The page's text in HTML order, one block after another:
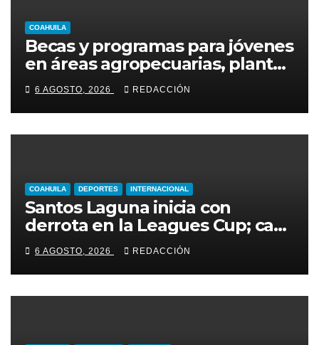
COAHUILA
Becas y programas para jóvenes
en áreas agropecuarias, plantea
Raúl Onofre
6 AGOSTO, 2026 REDACCIÓN
COAHUILA DEPORTES INTERNACIONAL
Santos Laguna inicia con
derrota en la Leagues Cup; cae
2-0 ante New York City FC
6 AGOSTO, 2026 REDACCIÓN